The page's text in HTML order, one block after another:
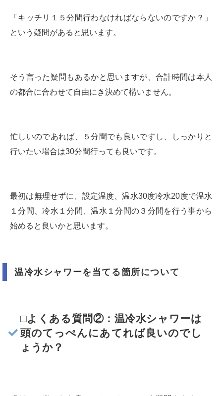
「キッチリ１５分間行わなければならないのですか？」
という疑問があると思います。
そう言った疑問もあるかと思いますが、合計時間は本人
の都合に合わせて自由にき決めて構いません。
忙しいのであれば、５分間でも良いですし、しっかりと
行いたい場合は30分間行っても良いです。
最初は無理せずに、設定温度、温水30度冷水20度で温水
１分間、冷水１分間、温水１分間の３分間を行う事から
始めると良いかと思います。
温冷水シャワーを当てる箇所について
□よくある質問②：温冷水シャワーは
頭のてっぺんにあてれば良いのでし
ょうか？